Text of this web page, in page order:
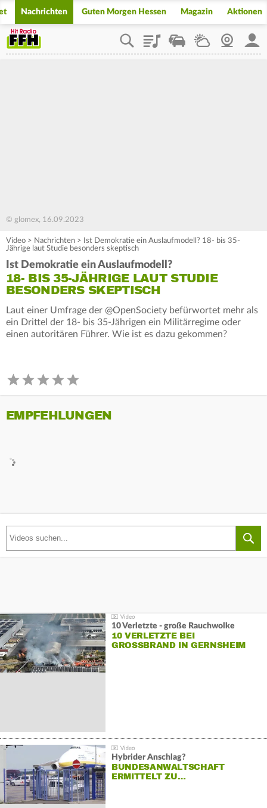
Nachrichten Guten Morgen Hessen Magazin Aktionen
PlaylistStaupilotWetterWebcam
© glomex, 16.09.2023
Video > Nachrichten >
Ist Demokratie ein Auslaufmodell? 18- bis 35-
Jährige laut Studie besonders skeptisch
Ist Demokratie ein Auslaufmodell?
18- BIS 35-JÄHRIGE LAUT STUDIE
BESONDERS SKEPTISCH
Laut einer Umfrage der @OpenSociety befürwortet mehr als
ein Drittel der 18- bis 35-Jährigen ein Militärregime oder
einen autoritären Führer. Wie ist es dazu gekommen?
EMPFEHLUNGEN
10 Verletzte - große Rauchwolke
10 VERLETZTE BEI
GROSSBRAND IN GERNSHEIM
Hybrider Anschlag?
BUNDESANWALTSCHAFT
ERMITTELT ZU…